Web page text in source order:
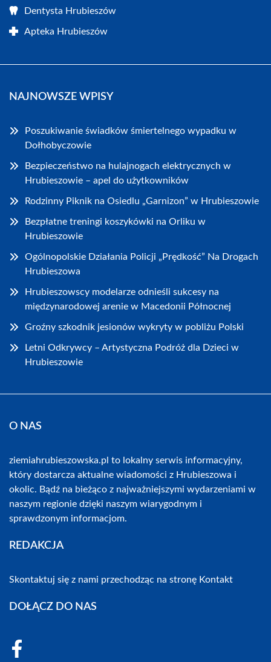
Dentysta Hrubieszów
Apteka Hrubieszów
NAJNOWSZE WPISY
Poszukiwanie świadków śmiertelnego wypadku w
Dołhobyczowie
Bezpieczeństwo na hulajnogach elektrycznych w
Hrubieszowie – apel do użytkowników
Rodzinny Piknik na Osiedlu „Garnizon” w Hrubieszowie
Bezpłatne treningi koszykówki na Orliku w
Hrubieszowie
Ogólnopolskie Działania Policji „Prędkość” Na Drogach
Hrubieszowa
Hrubieszowscy modelarze odnieśli sukcesy na
międzynarodowej arenie w Macedonii Północnej
Groźny szkodnik jesionów wykryty w pobliżu Polski
Letni Odkrywcy – Artystyczna Podróż dla Dzieci w
Hrubieszowie
O NAS
ziemiahrubieszowska.pl to lokalny serwis informacyjny,
który dostarcza aktualne wiadomości z Hrubieszowa i
okolic. Bądź na bieżąco z najważniejszymi wydarzeniami w
naszym regionie dzięki naszym wiarygodnym i
sprawdzonym informacjom.
REDAKCJA
Skontaktuj się z nami przechodząc na stronę Kontakt
DOŁĄCZ DO NAS